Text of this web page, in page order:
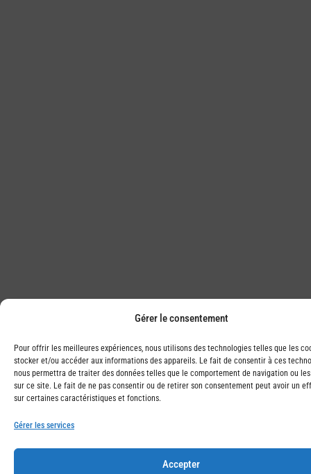
Gérer le consentement
Pour offrir les meilleures expériences, nous utilisons des technologies telles que les
stocker et/ou accéder aux informations des appareils. Le fait de consentir à ces
nous permettra de traiter des données telles que le comportement de navigation ou
sur ce site. Le fait de ne pas consentir ou de retirer son consentement peut avoir un
sur certaines caractéristiques et fonctions.
Gérer les services
Accepter